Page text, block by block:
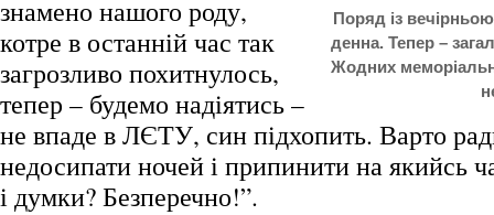
Поряд із
денна. Тепер –
Жодних
знамено нашого роду,
котре в останній час так
загрозливо похитнулось,
тепер – будемо надіятись –
не впаде в ЛЄТУ, син підхопить. Варто
недосипати ночей і припинити на якийсь
і думки? Безперечно!”.